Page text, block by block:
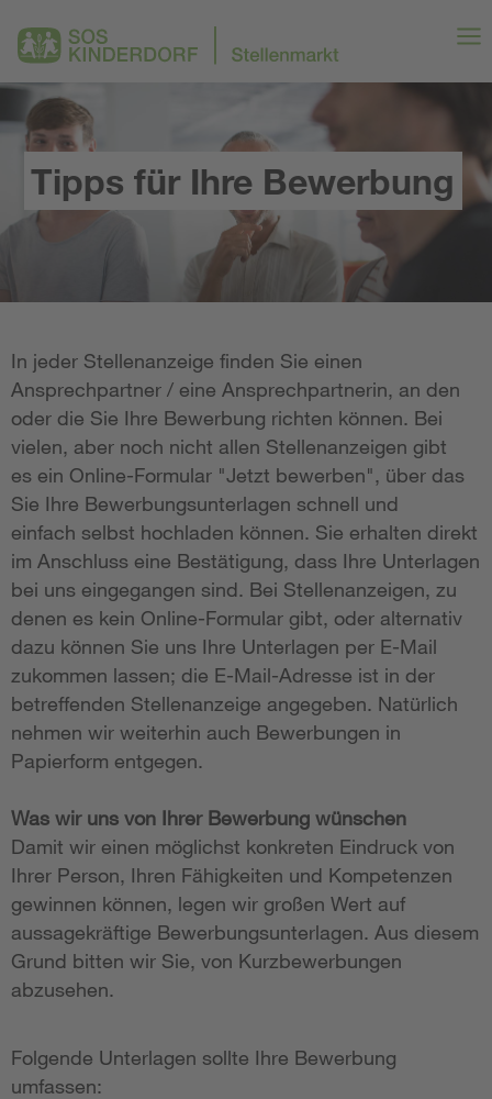
Tipps für Ihre Bewerbung
In jeder Stellenanzeige finden Sie einen
Ansprechpartner / eine Ansprechpartnerin, an den
oder die Sie Ihre Bewerbung richten können. Bei
vielen, aber noch nicht allen Stellenanzeigen gibt
es ein Online-Formular "Jetzt bewerben", über das
Sie Ihre Bewerbungsunterlagen schnell und
einfach selbst hochladen können. Sie erhalten direkt
im Anschluss eine Bestätigung, dass Ihre Unterlagen
bei uns eingegangen sind. Bei Stellenanzeigen, zu
denen es kein Online-Formular gibt, oder alternativ
dazu können Sie uns Ihre Unterlagen per E-Mail
zukommen lassen; die E-Mail-Adresse ist in der
betreffenden Stellenanzeige angegeben. Natürlich
nehmen wir weiterhin auch Bewerbungen in
Papierform entgegen.
Was wir uns von Ihrer Bewerbung wünschen
Damit wir einen möglichst konkreten Eindruck von
Ihrer Person, Ihren Fähigkeiten und Kompetenzen
gewinnen können, legen wir großen Wert auf
aussagekräftige Bewerbungsunterlagen. Aus diesem
Grund bitten wir Sie, von Kurzbewerbungen
abzusehen.
Folgende Unterlagen sollte Ihre Bewerbung
umfassen: